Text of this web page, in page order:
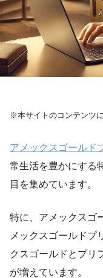
※本サイトのコンテンツ
アメックスゴールド
常生活を豊かにする
目を集めています。
特に、アメックスゴ
メックスゴールドプ
クスゴールドとプリ
が増えています。